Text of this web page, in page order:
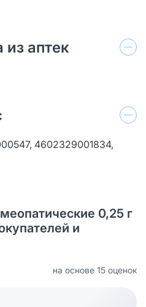
из аптек
4602329001834,
0,25 г
и
на основе 15 оценок